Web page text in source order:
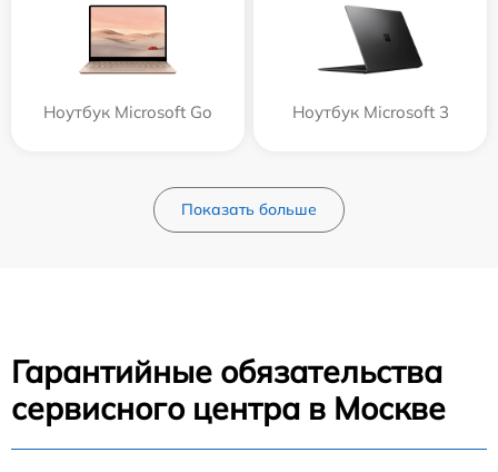
Ноутбук Microsoft Go Ноутбук Microsoft 3
Показать больше
Гарантийные обязательства
сервисного центра в Москве